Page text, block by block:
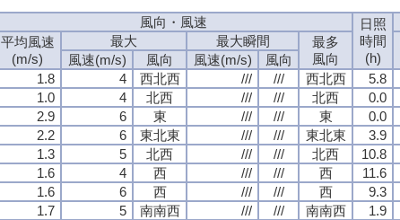
風向・風速
日照
時間
(h)
平均風速
(m/s)
最大 最大瞬間
最多
風向
風速(m/s) 風向 風速(m/s)
風向
1.8 4 西北西 /// /// 西北西 5.8
1.0 4 北西 /// /// 北西 0.0
2.9 6 東 /// /// 東 0.0
2.2 6 東北東 /// /// 東北東 3.9
1.3 5 北西 /// /// 北西 10.8
1.6 4 西 /// /// 西 11.6
1.6 6 西 /// /// 西 9.3
1.7 5 南南西 /// /// 南南西 1.9
風向・風速
日照
時間
(h)
平均風速
(m/s)
最大 最大瞬間
最多
風向
風速(m/s) 風向 風速(m/s)
風向
1.8 4 西北西 /// /// 西北西 5.8
1.0 4 北西 /// /// 北西 0.0
2.9 6 東 /// /// 東 0.0
2.2 6 東北東 /// /// 東北東 3.9
1.3 5 北西 /// /// 北西 10.8
1.6 4 西 /// /// 西 11.6
1.6 6 西 /// /// 西 9.3
1.7 5 南南西 /// /// 南南西 1.9
風向・風速
日照
時間
(h)
平均風速
(m/s)
最大 最大瞬間
最多
風向
風速(m/s) 風向 風速(m/s)
風向
1.8 4 西北西 /// /// 西北西 5.8
1.0 4 北西 /// /// 北西 0.0
2.9 6 東 /// /// 東 0.0
2.2 6 東北東 /// /// 東北東 3.9
1.3 5 北西 /// /// 北西 10.8
1.6 4 西 /// /// 西 11.6
1.6 6 西 /// /// 西 9.3
1.7 5 南南西 /// /// 南南西 1.9
風向・風速
日照
時間
(h)
平均風速
(m/s)
最大 最大瞬間
最多
風向
風速(m/s) 風向 風速(m/s)
風向
1.8 4 西北西 /// /// 西北西 5.8
1.0 4 北西 /// /// 北西 0.0
2.9 6 東 /// /// 東 0.0
2.2 6 東北東 /// /// 東北東 3.9
1.3 5 北西 /// /// 北西 10.8
1.6 4 西 /// /// 西 11.6
1.6 6 西 /// /// 西 9.3
1.7 5 南南西 /// /// 南南西 1.9